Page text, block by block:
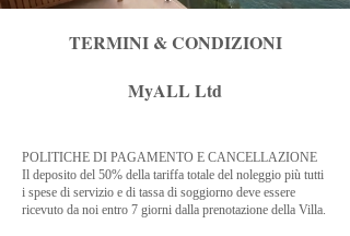
TERMINI & CONDIZIONI
MyALL Ltd
POLITICHE DI PAGAMENTO E CANCELLAZIONE
Il deposito del 50% della tariffa totale del noleggio più tutti
i spese di servizio e di tassa di soggiorno deve essere
ricevuto da noi entro 7 giorni dalla prenotazione della Villa.